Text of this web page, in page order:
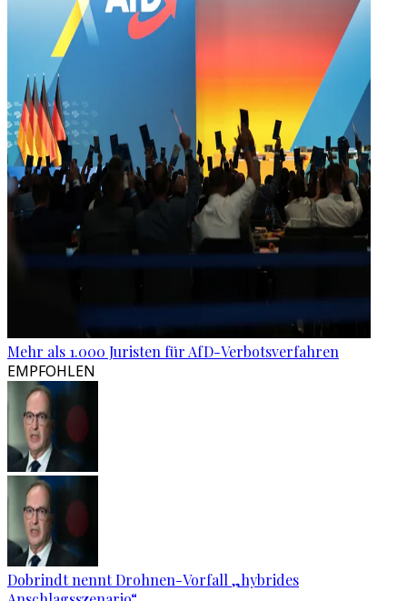
Mehr als 1.000 Juristen für AfD-Verbotsverfahren
EMPFOHLEN
Dobrindt nennt Drohnen-Vorfall „hybrides